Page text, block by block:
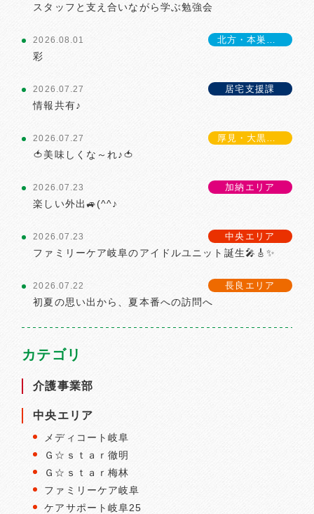
スタッフと支え合いながら学ぶ勉強会
2026.08.01
彩
2026.07.27 居宅支援課
情報共有♪
2026.07.27
🍅美味しくな～れ♪🍅
2026.07.23 加納エリア
楽しい外出🚙(^^♪
2026.07.23 中央エリア
ファミリーケア岐阜のアイドルユニット誕生🎤🎸✨
2026.07.22 長良エリア
初夏の思い出から、夏本番への訪問へ
カテゴリ
介護事業部
中央エリア
メディコート岐阜
Ｇ☆ｓｔａｒ徹明
Ｇ☆ｓｔａｒ梅林
ファミリーケア岐阜
ケアサポート岐阜25